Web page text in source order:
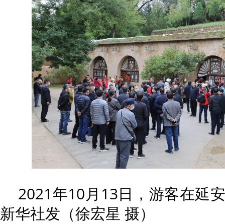
2021年10月13日，游客在延
新华社发（徐宏星 摄）